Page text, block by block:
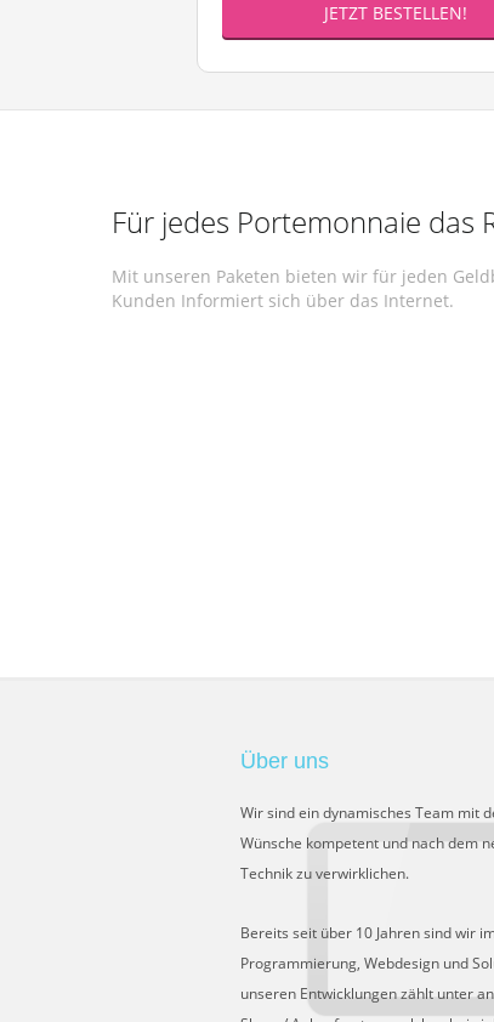
JETZT BESTELLEN!
Für jedes Portemonnaie das
Mit unseren Paketen bieten wir für jeden
Kunden Informiert sich über das Internet.
Über uns
Wir sind ein dynamisches Team mit
Wünsche kompetent und nach dem
Technik zu verwirklichen.
Bereits seit über 10 Jahren sind wir
Programmierung, Webdesign und
unseren Entwicklungen zählt unter